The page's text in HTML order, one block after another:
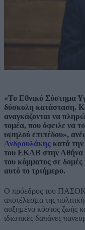
«Το Εθνικό Σύστημα
δύσκολη κατάσταση.
αναγκάζονται να
τομέα, που όφειλε να
υψηλού επιπέδου»,
Ανδρουλάκης κατά
του ΕΚΑΒ στην Αθήνα
του κόμματος σε δομές
αυτό το τριήμερο.
Ο πρόεδρος του
αποτέλεσμα της
αυξημένο κόστος ζωής
ιδιωτικές δαπάνες